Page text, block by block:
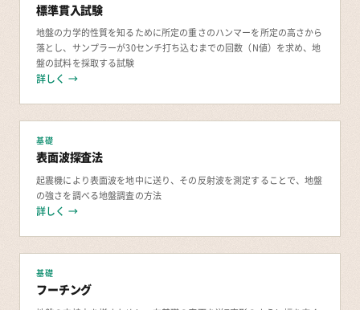
標準貫入試験
地盤の力学的性質を知るために所定の重さのハンマーを所定の高さから
落とし、サンプラーが30センチ打ち込むまでの回数（N値）を求め、地
盤の試料を採取する試験
詳しく →
基礎
表面波探査法
起震機により表面波を地中に送り、その反射波を測定することで、地盤
の強さを調べる地盤調査の方法
詳しく →
基礎
フーチング